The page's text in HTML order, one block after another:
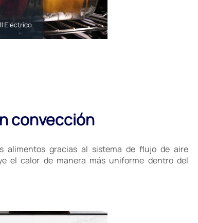
convección
alimentos gracias al sistema de flujo de aire
el calor de manera más uniforme dentro del